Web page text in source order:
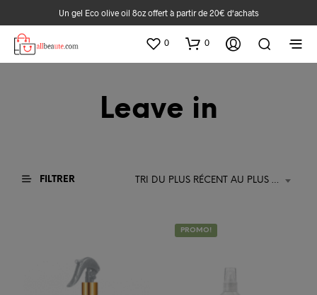
Un gel Eco olive oil 8oz offert à partir de 20€ d‘achats
0 0
Leave in
FILTRER TRI DU PLUS RÉCENT AU PLUS ANCIEN
PROMO!